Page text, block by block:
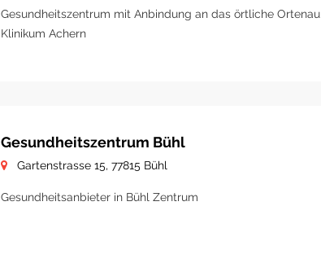
Gesundheitszentrum mit Anbindung an das örtliche Ortenau
Klinikum Achern
Gesundheitszentrum Bühl
Gartenstrasse 15, 77815 Bühl
Gesundheitsanbieter in Bühl Zentrum